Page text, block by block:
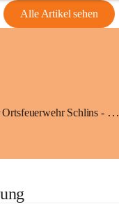
Alle Artikel sehen
04-2025 - Ausflug zur Ortsfeuerwehr Schlins - Klassen 3a und 3b